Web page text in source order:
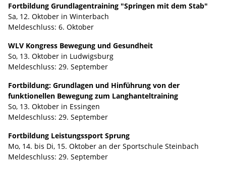
Fortbildung Grundlagentraining "Springen mit dem Stab"
Sa, 12. Oktober in Winterbach
Meldeschluss: 6. Oktober
WLV Kongress Bewegung und Gesundheit
So, 13. Oktober in Ludwigsburg
Meldeschluss: 29. September
Fortbildung: Grundlagen und Hinführung von der
funktionellen Bewegung zum Langhanteltraining
So, 13. Oktober in Essingen
Meldeschluss: 29. September
Fortbildung Leistungssport Sprung
Mo, 14. bis Di, 15. Oktober an der Sportschule Steinbach
Meldeschluss: 29. September